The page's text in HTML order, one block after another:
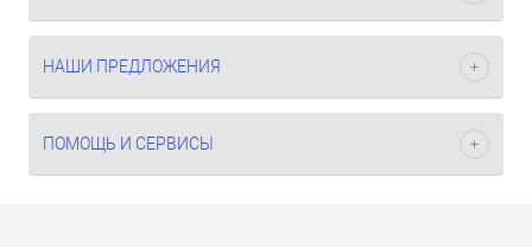
НАШИ ПРЕДЛОЖЕНИЯ
ПОМОЩЬ И СЕРВИСЫ